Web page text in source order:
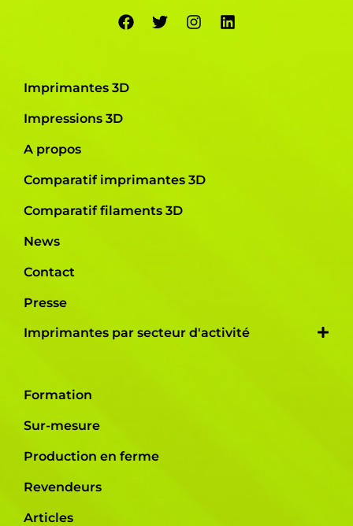
Imprimantes 3D
Impressions 3D
A propos
Comparatif imprimantes 3D
Comparatif filaments 3D
News
Contact
Presse
Imprimantes par secteur d'activité
Formation
Sur-mesure
Production en ferme
Revendeurs
Articles